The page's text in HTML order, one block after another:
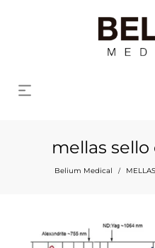
mellas
Belium Medical / MELLAS